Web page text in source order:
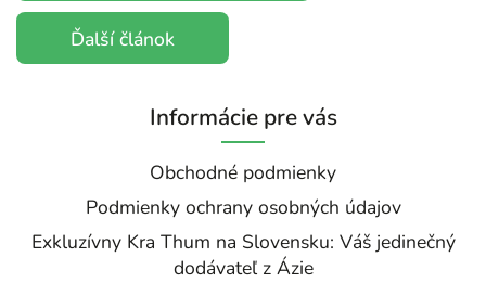
Ďalší článok
Informácie pre vás
Obchodné podmienky
Podmienky ochrany osobných údajov
Exkluzívny Kra Thum na Slovensku: Váš jedinečný
dodávateľ z Ázie